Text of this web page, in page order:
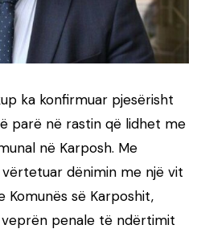
ka konfirmuar pjesërisht
parë në rastin që lidhet me
në Karposh. Me
vërtetuar dënimin me një vit
së Karposhit,
penale të ndërtimit